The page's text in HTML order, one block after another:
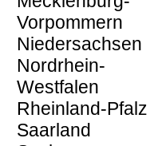
Vorpommern
Niedersachsen
Nordrhein-
Westfalen
Rheinland-Pfalz
Saarland